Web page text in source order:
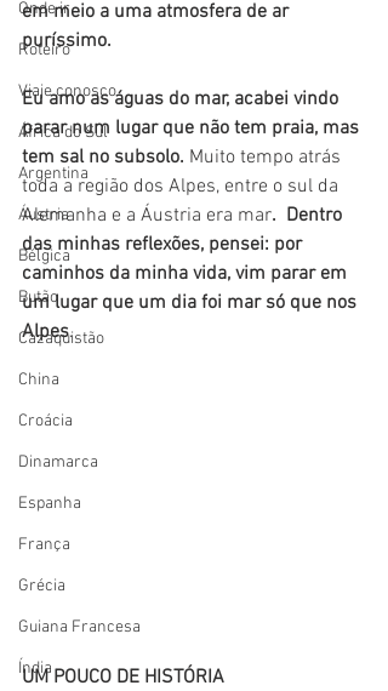
Onde ir
Roteiro
Viaje conosco
África do Sul
Argentina
Áustria
Bélgica
Butão
Cazaquistão
China
Croácia
Dinamarca
Espanha
França
Grécia
Guiana Francesa
Índia
em meio a uma atmosfera de ar
puríssimo.
Eu amo as águas do mar, acabei vindo
parar num lugar que não tem praia, mas
tem sal no subsolo. Muito tempo atrás
toda a região dos Alpes, entre o sul da
Alemanha e a Áustria era mar. Dentro
das minhas reflexões, pensei: por
caminhos da minha vida, vim parar em
um lugar que um dia foi mar só que nos
Alpes.
UM POUCO DE HISTÓRIA